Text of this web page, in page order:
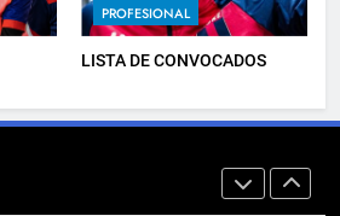
PROFESIONAL
LISTA DE CONVOCADOS
FEMENINO